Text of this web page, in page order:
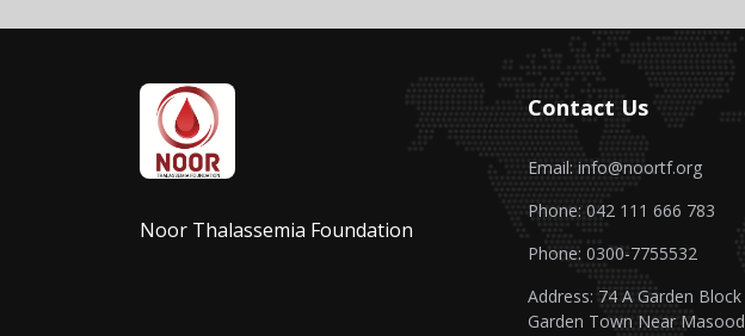
Noor Thalassemia Foundation
Contact Us
Email: info@noortf.org
Phone: 042 111 666 783
Phone: 0300-7755532
Address: 74 A Garden Block
Garden Town Near Masood